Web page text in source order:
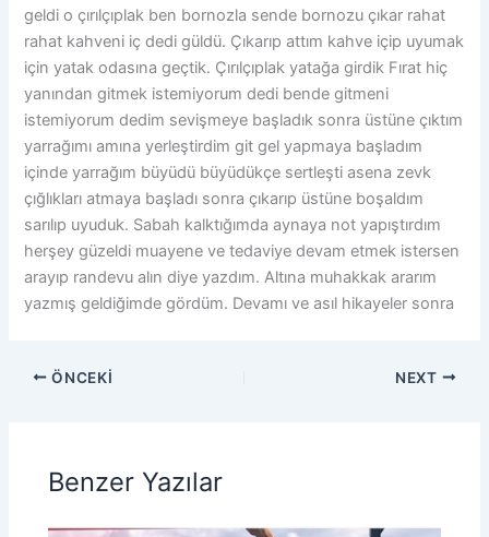
geldi o çırılçıplak ben bornozla sende bornozu çıkar rahat
rahat kahveni iç dedi güldü. Çıkarıp attım kahve içip uyumak
için yatak odasına geçtik. Çırılçıplak yatağa girdik Fırat hiç
yanından gitmek istemiyorum dedi bende gitmeni
istemiyorum dedim sevişmeye başladık sonra üstüne çıktım
yarrağımı amına yerleştirdim git gel yapmaya başladım
içinde yarrağım büyüdü büyüdükçe sertleşti asena zevk
çığlıkları atmaya başladı sonra çıkarıp üstüne boşaldım
sarılıp uyuduk. Sabah kalktığımda aynaya not yapıştırdım
herşey güzeldi muayene ve tedaviye devam etmek istersen
arayıp randevu alın diye yazdım. Altına muhakkak ararım
yazmış geldiğimde gördüm. Devamı ve asıl hikayeler sonra
ÖNCEKI NEXT
Benzer Yazılar